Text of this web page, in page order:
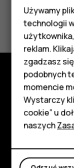
HMD
Tablety
Moje konto
Czy te
Tak Nie
Poznaj
Informacje
Planet and
Wsparcie
Używamy
technologii
reklam.
zgadzasz
podobnych
momencie
Wystarczy
cookie” u
naszych